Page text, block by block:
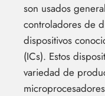
son usados
controladores de
dispositivos
(ICs). Estos
variedad de